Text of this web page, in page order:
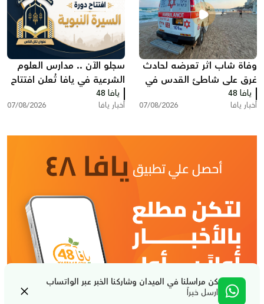
كن مراسلنا في الميدان وشاركنا الخبر عبر الواتساب
ارسل خبراً
وفاة شاب اثر تعرضه لحادث
غرق على شاطئ القدس في
بات يام جنوب يافا
يافا 48
أخبار يافا 07/08/2026
سجلو الآن .. مدارس العلوم
الشرعية في يافا تُعلن افتتاح
دورة "السيرة النبوية"
يافا 48
أخبار يافا 07/08/2026